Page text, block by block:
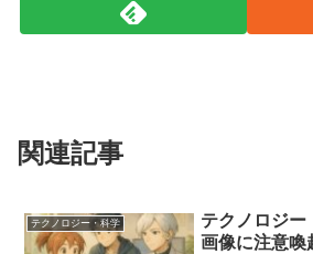
関連記事
テクノロジー・科学
テクノロジー
画像に注意喚